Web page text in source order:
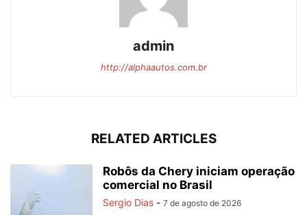
admin
http://alphaautos.com.br
RELATED ARTICLES
Robôs da Chery iniciam operação
comercial no Brasil
Sergio Dias - 7 de agosto de 2026